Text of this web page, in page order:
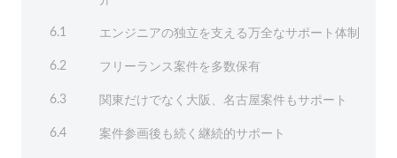
6.1 エンジニアの独立を支える万全なサポート体制
6.2 フリーランス案件を多数保有
6.3 関東だけでなく大阪、名古屋案件もサポート
6.4 案件参画後も続く継続的サポート